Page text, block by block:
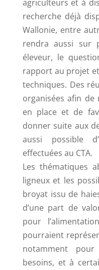
agriculteurs et à
recherche déjà
Wallonie, entre
rendra aussi sur
éleveur, le
rapport au projet
techniques. Des
organisées afin
en place et de
donner suite aux
aussi possible
effectuées au CTA.
Les thématiques
ligneux et les
broyat issu de
d’une part de
pour
pourraient
notamment
besoins, et à